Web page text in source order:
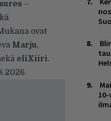
–
ovat
Marju,
eliXiiri.